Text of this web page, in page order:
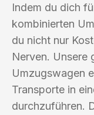
Indem du dich
kombinierten
du nicht nur
Nerven. Unsere
Umzugswagen
Transporte in
durchzuführen.